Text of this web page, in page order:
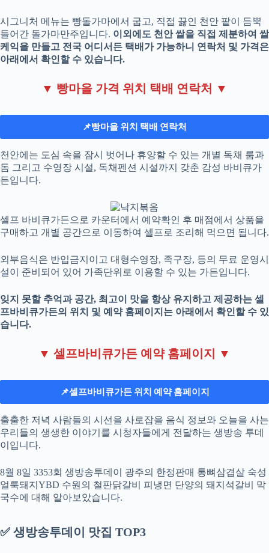
시그니처 메뉴는 빵돌가마에서 굽고, 직접 끓인 천안 팥이 듬뿍
들어간 돌가마만주입니다. 이외에도 천안 쌀을 직접 제분하여 쌀
케익을 만들고 전국 어디서든 택배가 가능하니 연락처 및 가격은
아래에서 확인할 수 있습니다.
▼ 빵마을 가격 위치 택배 연락처 ▼
📌빵마을 위치 택배 연락처
천안에는 도심 속을 잠시 벗어나 휴양할 수 있는 개별 독채 룸과
돔 그리고 수영장 시설, 독채펜션 시설까지 갖춘 감성 바비큐가
든입니다.
셀프 바비큐가든으로 카운터에서 예약확인 후 매점에서 상품을
구매하고 개별 공간으로 이동하여 셀프로 조리해 먹으면 됩니다.
외부음식은 반입금지이고 대형수영장, 족구장, 등의 무료 운영시
설이 준비되어 있어 가족단위로 이용할 수 있는 가든입니다.
잊지 못할 추억과 공간, 최고이 맛을 항상 유지하고 제공하는 셀
프바비큐가든의 위치 및 예약 홈페이지는 아래에서 확인할 수 있
습니다.
▼ 셀프바비큐가든 예약 홈페이지 ▼
📌셀프바비큐가든 위치 예약 홈페이지
출출한 저녁 사람들의 시선을 사로잡을 음식 정보와 오늘을 사는
우리들의 생생한 이야기를 시청자들에게 전달하는 생방송 투데
이입니다.
8월 8일 3353회 생방송투데이 광주의 한정판매 통뼈삼겹살 숙성
얼룩돼지YBD 수원의 철판닭갈비 피냉면 단양의 돼지석갈비 막
국수에 대해 알아보았습니다.
✅ 생방송투데이 맛집 TOP3